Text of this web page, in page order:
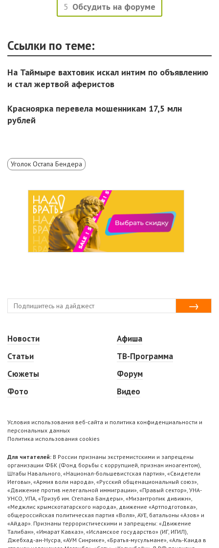
5 Обсудить на форуме
Ссылки по теме:
На Таймыре вахтовик искал интим по объявлению
и стал жертвой аферистов
Красноярка перевела мошенникам 17,5 млн
рублей
Уголок Остапа Бендера
Новости
Статьи
Сюжеты
Фото
Афиша
ТВ-Программа
Форум
Видео
Условия использования веб-сайта и политика конфиденциальности и
персональных данных
Политика использования cookies
Для читателей: В России признаны экстремистскими и запрещены
организации ФБК (Фонд борьбы с коррупцией, признан иноагентом),
Штабы Навального, «Национал-большевистская партия», «Свидетели
Иеговы», «Армия воли народа», «Русский общенациональный союз»,
«Движение против нелегальной иммиграции», «Правый сектор», УНА-
УНСО, УПА, «Тризуб им. Степана Бандеры», «Мизантропик дивижн»,
«Меджлис крымскотатарского народа», движение «Артподготовка»,
общероссийская политическая партия «Воля», АУЕ, батальоны «Азов» и
«Айдар». Признаны террористическими и запрещены: «Движение
Талибан», «Имарат Кавказ», «Исламское государство» (ИГ, ИГИЛ),
Джебхад-ан-Нусра, «АУМ Синрике», «Братья-мусульмане», «Аль-Каида в